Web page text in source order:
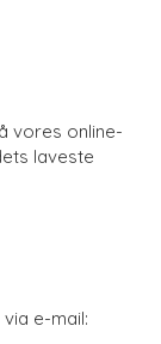
vores online-
laveste
e-mail: